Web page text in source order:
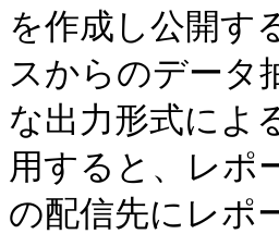
を作成し公開す
スからのデータ
な出力形式によ
用すると、レポ
の配信先にレポ